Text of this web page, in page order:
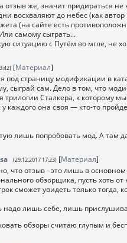
отзыв же, значит придираться
восхваляют до небес (как
(на сайте есть
самому сыграть...
ситуацию с Путём во мгле, не
[Материал]
под страницу модификации в
сыграй сам. Дело в том, что
трилогии Сталкера, к которому
каждого она своя — кто-то
лишь попробовать мод. А там
(29.12.2017 17:23) [Материал]
что отзыв - это лишь в
обзорщика, пусть хоть
сможет увидеть только тогда,
надо лишь себе, лишь
обзоры считаю глупым и